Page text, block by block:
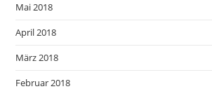
Mai 2018
April 2018
März 2018
Februar 2018